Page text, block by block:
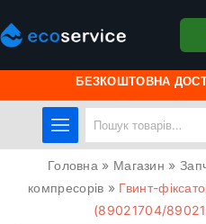
БЕЗКОШТОВНА
Головна » Магазин »
компресорів » Гвинт-
(89021704/